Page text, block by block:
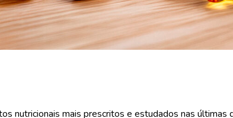
nutricionais mais prescritos e estudados nas últimas